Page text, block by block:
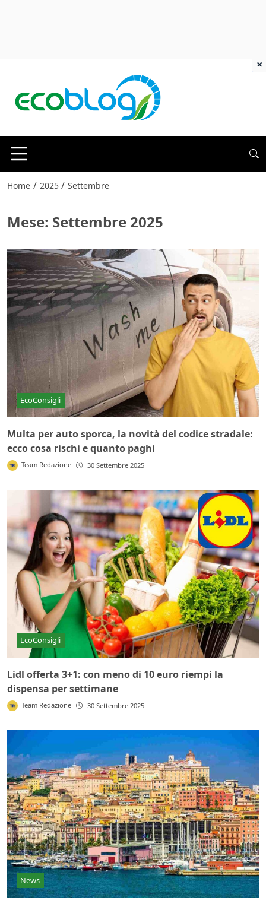
Home / 2025 / Settembre
Mese: Settembre 2025
EcoConsigli
Multa per auto sporca, la novità del codice stradale:
ecco cosa rischi e quanto paghi
Team Redazione 30 Settembre 2025
EcoConsigli
Lidl offerta 3+1: con meno di 10 euro riempi la
dispensa per settimane
Team Redazione 30 Settembre 2025
News
×